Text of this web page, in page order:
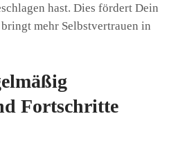
hast. Dies fördert Dein
mehr Selbstvertrauen in
Fortschritte